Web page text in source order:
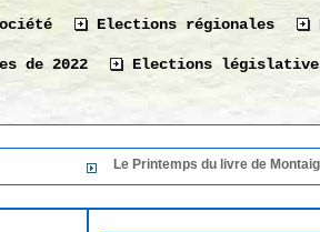
Elections régionales
de 2022 Elections
Le Printemps du livre de Montaigu rend
Le Printemps du livre de
36 éme édition